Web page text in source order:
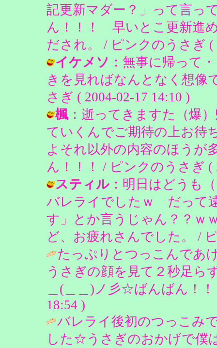
記更新マダー？」って言っ
ん！！！ 早いとこ更新進
だされ。 / ピンクのうさぎ (
イケメソ ：無事に帰って
きを見ればなんとなく想像
さぎ ( 2004-02-17 14:10 )
楓：逝ってきますた（爆
ていくんでご期待の上お待
よそれ以外の内容のほうが
ん！！！ / ピンクのうさぎ (
スティル：明日はどうも
バレライでしたｗ だって
す」とか言うじゃん？？
ど、お疲れさんでした。 /
たっぷりとつっこんであ
うさぎの顔を見て２秒足ら
＿(＿＿)ノ彡☆ばんばん！
18:54 )
バレライ後初のつっこみ
した☆うさぎのおかげで僕